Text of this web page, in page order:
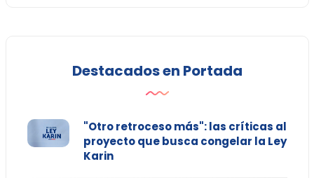
Destacados en Portada
"Otro retroceso más": las críticas al
proyecto que busca congelar la Ley
Karin